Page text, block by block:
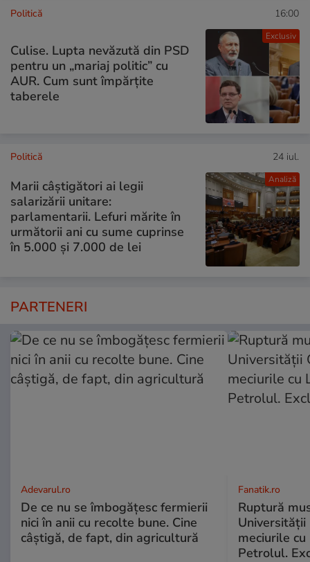
Exclusiv
Politică 16:00
Culise. Lupta nevăzută din PSD
pentru un „mariaj politic” cu
AUR. Cum sunt împărțite
taberele
Analiză
Politică 24 iul.
Marii câștigători ai legii
salarizării unitare:
parlamentarii. Lefuri mărite în
următorii ani cu sume cuprinse
în 5.000 și 7.000 de lei
PARTENERI
Adevarul.ro
De ce nu se îmbogățesc fermierii
nici în anii cu recolte bune. Cine
câștigă, de fapt, din agricultură
Fanatik.ro
Ruptură
Universității
meciurile cu
Petrolul.